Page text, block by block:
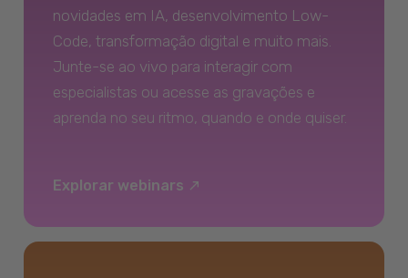
novidades em IA, desenvolvimento Low-
Code, transformação digital e muito mais.
Junte-se ao vivo para interagir com
especialistas ou acesse as gravações e
aprenda no seu ritmo, quando e onde quiser.
Explorar webinars